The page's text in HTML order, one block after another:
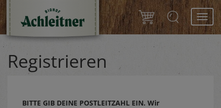
Registrieren
BITTE GIB DEINE POSTLEITZAHL EIN. Wir